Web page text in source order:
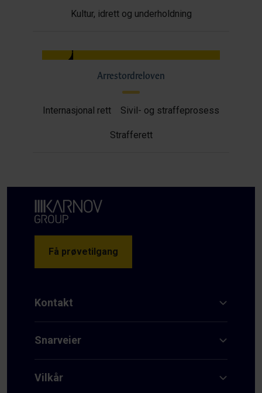
Kultur, idrett og underholdning
Arrestordreloven
Internasjonal rett Sivil- og straffeprosess
Strafferett
Få prøvetilgang
Kontakt
Snarveier
Vilkår